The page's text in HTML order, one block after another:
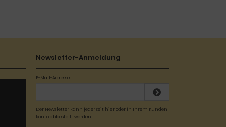
Newsletter-Anmeldung
E-Mail-Adresse:
Der Newsletter kann jederzeit hier oder in Ihrem Kunden
konto abbestellt werden.